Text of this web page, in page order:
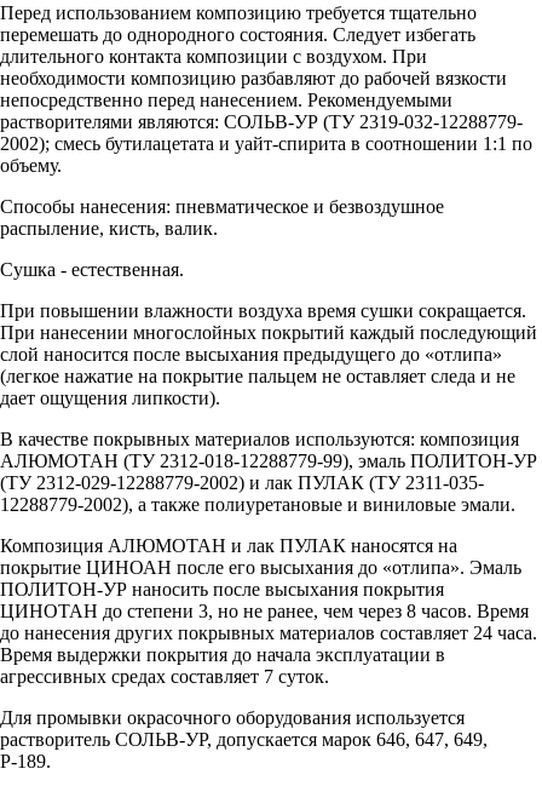
Перед использованием композицию требуется тщательно
перемешать до однородного состояния. Следует избегать
длительного контакта композиции с воздухом. При
необходимости композицию разбавляют до рабочей вязкости
непосредственно перед нанесением. Рекомендуемыми
растворителями являются: СОЛЬВ-УР (ТУ 2319-032-12288779-
2002); смесь бутилацетата и уайт-спирита в соотношении 1:1 по
объему.
Способы нанесения: пневматическое и безвоздушное
распыление, кисть, валик.
Сушка - естественная.
При повышении влажности воздуха время сушки сокращается.
При нанесении многослойных покрытий каждый последующий
слой наносится после высыхания предыдущего до «отлипа»
(легкое нажатие на покрытие пальцем не оставляет следа и не
дает ощущения липкости).
В качестве покрывных материалов используются: композиция
АЛЮМОТАН (ТУ 2312-018-12288779-99), эмаль ПОЛИТОН-УР
(ТУ 2312-029-12288779-2002) и лак ПУЛАК (ТУ 2311-035-
12288779-2002), а также полиуретановые и виниловые эмали.
Композиция АЛЮМОТАН и лак ПУЛАК наносятся на
покрытие ЦИНОАН после его высыхания до «отлипа». Эмаль
ПОЛИТОН-УР наносить после высыхания покрытия
ЦИНОТАН до степени 3, но не ранее, чем через 8 часов. Время
до нанесения других покрывных материалов составляет 24 часа.
Время выдержки покрытия до начала эксплуатации в
агрессивных средах составляет 7 суток.
Для промывки окрасочного оборудования используется
растворитель СОЛЬВ-УР, допускается марок 646, 647, 649,
Р-189.